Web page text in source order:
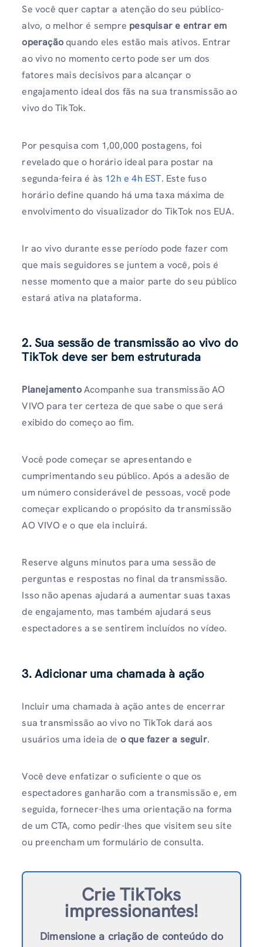
Se você quer captar a atenção do seu público-
alvo, o melhor é sempre pesquisar e entrar em
operaçãoquando eles estão mais ativos. Entrar
ao vivo no momento certo pode ser um dos
fatores mais decisivos para alcançar o
engajamento ideal dos fãs na sua transmissão ao
vivo do TikTok.
Por pesquisa com 1,00,000 postagens, foi
revelado que o horário ideal para postar na
segunda-feira é às 12h e 4h EST. Este fuso
horário define quando há uma taxa máxima de
envolvimento do visualizador do TikTok nos EUA.
Ir ao vivo durante esse período pode fazer com
que mais seguidores se juntem a você, pois é
nesse momento que a maior parte do seu público
estará ativa na plataforma.
2. Sua sessão de transmissão ao vivo do
TikTok deve ser bem estruturada
PlanejamentoAcompanhe sua transmissão AO
VIVO para ter certeza de que sabe o que será
exibido do começo ao fim.
Você pode começar se apresentando e
cumprimentando seu público. Após a adesão de
um número considerável de pessoas, você pode
começar explicando o propósito da transmissão
AO VIVO e o que ela incluirá.
Reserve alguns minutos para uma sessão de
perguntas e respostas no final da transmissão.
Isso não apenas ajudará a aumentar suas taxas
de engajamento, mas também ajudará seus
espectadores a se sentirem incluídos no vídeo.
3. Adicionar uma chamada à ação
Incluir uma chamada à ação antes de encerrar
sua transmissão ao vivo no TikTok dará aos
usuários uma ideia de o que fazer a seguir.
Você deve enfatizar o suficiente o que os
espectadores ganharão com a transmissão e, em
seguida, fornecer-lhes uma orientação na forma
de um CTA, como pedir-lhes que visitem seu site
ou preencham um formulário de consulta.
Crie TikToks
impressionantes!
Dimensione a criação de conteúdo do